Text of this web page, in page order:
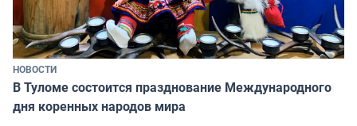
НОВОСТИ
В Туломе состоится празднование Международного
дня коренных народов мира